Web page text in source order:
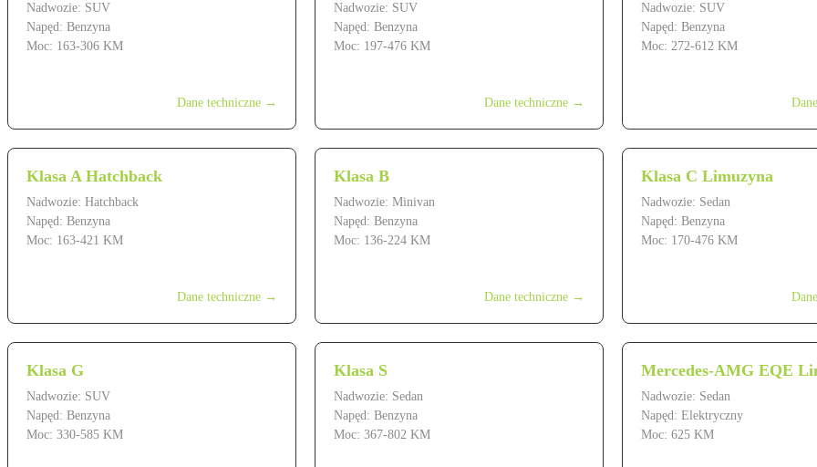
Nadwozie: SUV
Napęd: Benzyna
Moc: 163-306 KM
Dane techniczne →
Nadwozie: SUV
Napęd: Benzyna
Moc: 197-476 KM
Dane techniczne →
Nadwozie: SUV
Napęd: Benzyna
Moc: 272-612 KM
Klasa A Hatchback
Nadwozie: Hatchback
Napęd: Benzyna
Moc: 163-421 KM
Dane techniczne →
Klasa B
Nadwozie: Minivan
Napęd: Benzyna
Moc: 136-224 KM
Dane techniczne →
Klasa C Limuzyna
Nadwozie: Sedan
Napęd: Benzyna
Moc: 170-476 KM
Klasa G
Nadwozie: SUV
Napęd: Benzyna
Moc: 330-585 KM
Klasa S
Nadwozie: Sedan
Napęd: Benzyna
Moc: 367-802 KM
Mercedes-AMG EQE
Nadwozie: Sedan
Napęd: Elektryczny
Moc: 625 KM